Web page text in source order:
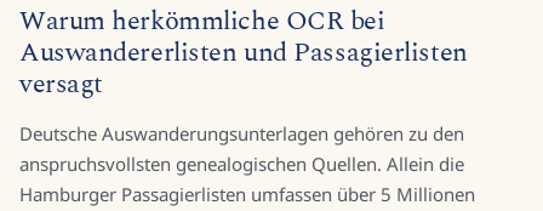
Warum herkömmliche OCR bei
Auswandererlisten und Passagierlisten
versagt
Deutsche Auswanderungsunterlagen gehören zu den
anspruchsvollsten genealogischen Quellen. Allein die
Hamburger Passagierlisten umfassen über 5 Millionen